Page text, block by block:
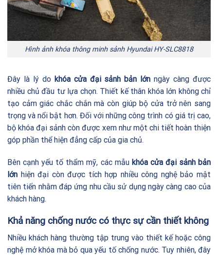
Hình ảnh khóa thông minh sảnh Hyundai HY-SLC8818
Đây là lý do khóa cửa đại sảnh bản lớn ngày càng được
nhiều chủ đầu tư lựa chọn. Thiết kế thân khóa lớn không chỉ
tạo cảm giác chắc chắn mà còn giúp bộ cửa trở nên sang
trọng và nổi bật hơn. Đối với những công trình có giá trị cao,
bộ khóa đại sảnh còn được xem như một chi tiết hoàn thiện
góp phần thể hiện đẳng cấp của gia chủ.
Bên cạnh yếu tố thẩm mỹ, các mẫu khóa cửa đại sảnh bản
lớn hiện đại còn được tích hợp nhiều công nghệ bảo mật
tiên tiến nhằm đáp ứng nhu cầu sử dụng ngày càng cao của
khách hàng.
Khả năng chống nước có thực sự cần thiết không
Nhiều khách hàng thường tập trung vào thiết kế hoặc công
nghệ mở khóa mà bỏ qua yếu tố chống nước. Tuy nhiên, đây